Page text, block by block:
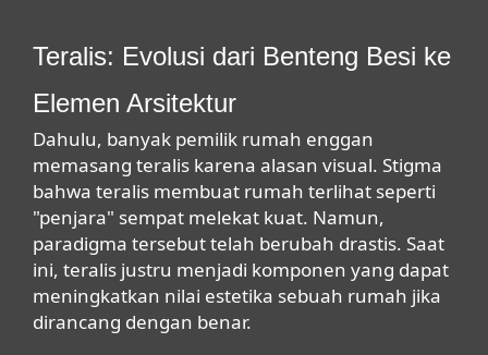
Teralis: Evolusi dari Benteng Besi ke
Elemen Arsitektur
Dahulu, banyak pemilik rumah enggan
memasang teralis karena alasan visual. Stigma
bahwa teralis membuat rumah terlihat seperti
"penjara" sempat melekat kuat. Namun,
paradigma tersebut telah berubah drastis. Saat
ini, teralis justru menjadi komponen yang dapat
meningkatkan nilai estetika sebuah rumah jika
dirancang dengan benar.